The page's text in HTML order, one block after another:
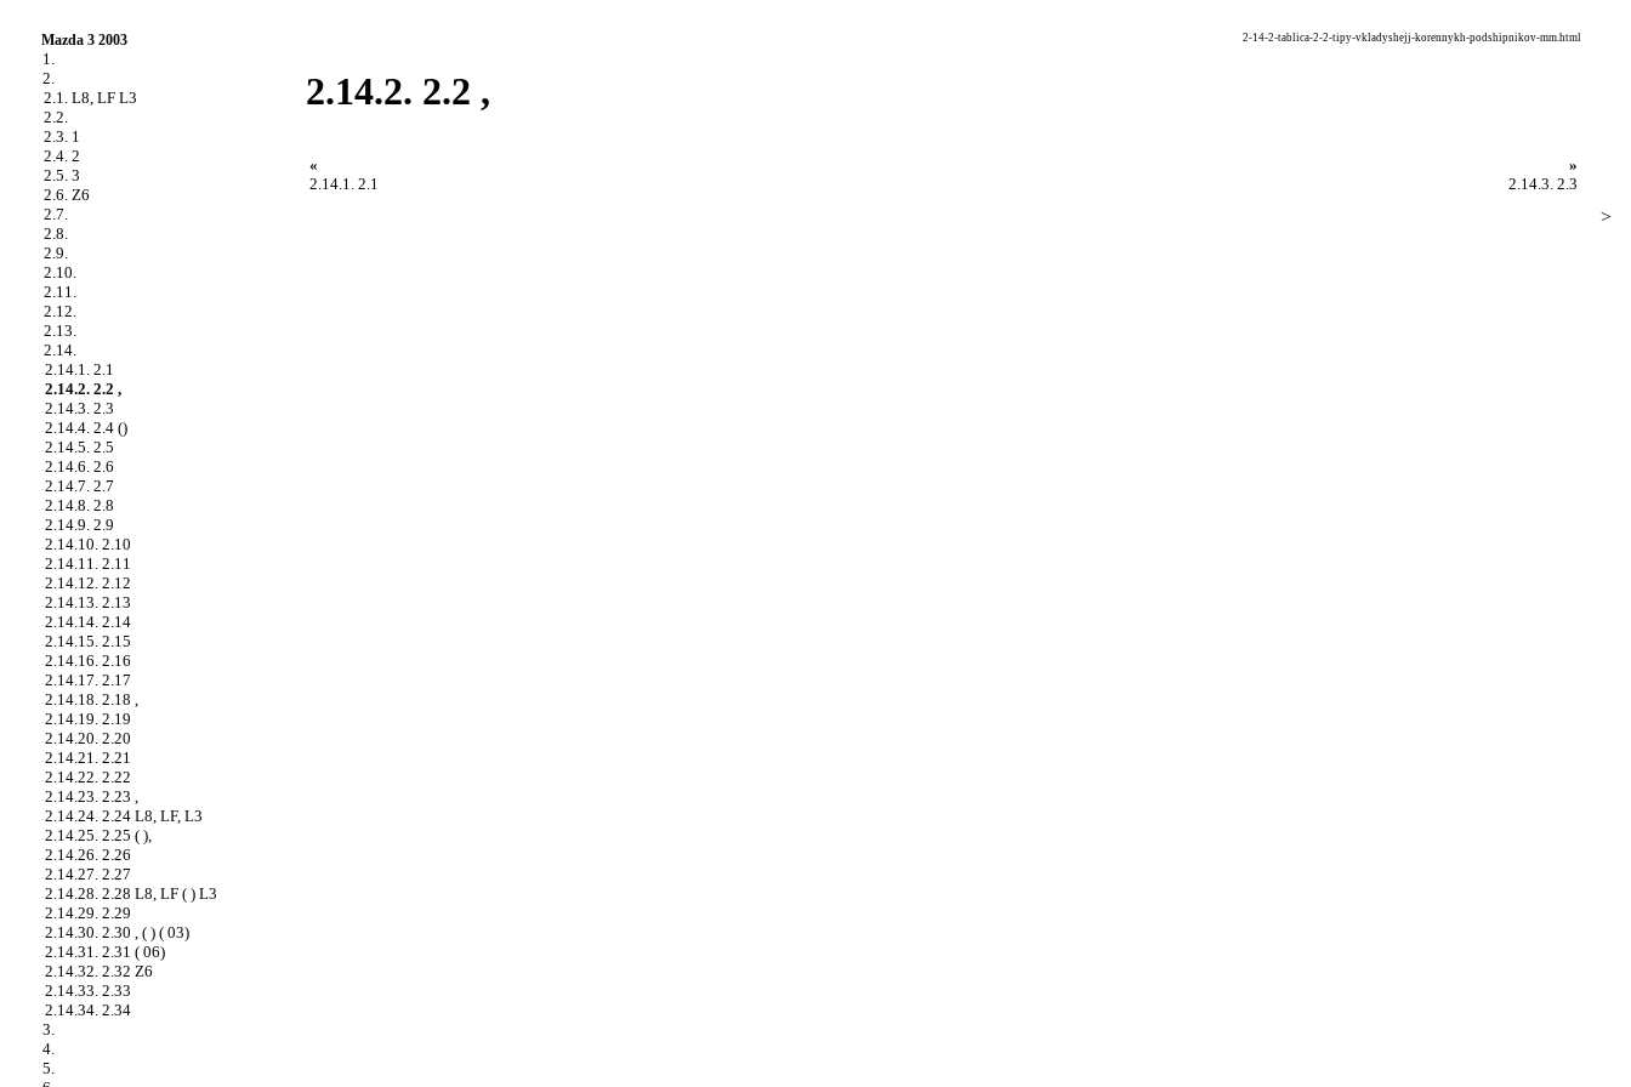
Mazda 3 2003
1.
2.
2.1. L8, LF L3
2.2.
2.3. 1
2.4. 2
2.5. 3
2.6. Z6
2.7.
2.8.
2.9.
2.10.
2.11.
2.12.
2.13.
2.14.
2.14.1. 2.1
2.14.2. 2.2 ,
2.14.3. 2.3
2.14.4. 2.4 ()
2.14.5. 2.5
2.14.6. 2.6
2.14.7. 2.7
2.14.8. 2.8
2.14.9. 2.9
2.14.10. 2.10
2.14.11. 2.11
2.14.12. 2.12
2.14.13. 2.13
2.14.14. 2.14
2.14.15. 2.15
2.14.16. 2.16
2.14.17. 2.17
2.14.18. 2.18 ,
2.14.19. 2.19
2.14.20. 2.20
2.14.21. 2.21
2.14.22. 2.22
2.14.23. 2.23 ,
2.14.24. 2.24 L8, LF, L3
2.14.25. 2.25 ( ),
2.14.26. 2.26
2.14.27. 2.27
2.14.28. 2.28 L8, LF ( ) L3
2.14.29. 2.29
2.14.30. 2.30 , ( ) ( 03)
2.14.31. 2.31 ( 06)
2.14.32. 2.32 Z6
2.14.33. 2.33
2.14.34. 2.34
3.
4.
5.
2-14-2-tablica-2-2-tipy-vkladyshejj-korennykh-podshipnikov-mm.html
2.14.2. 2.2 ,
«
2.14.1. 2.1
»
2.14.3. 2.3
>